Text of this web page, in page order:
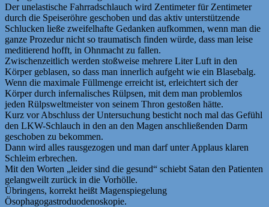
Der unelastische Fahrradschlauch wird Zentimeter für Zentimeter
durch die Speiseröhre geschoben und das aktiv unterstützende
Schlucken ließe zweifelhafte Gedanken aufkommen, wenn man die
ganze Prozedur nicht so traumatisch finden würde, dass man leise
meditierend hofft, in Ohnmacht zu fallen.
Zwischenzeitlich werden stoßweise mehrere Liter Luft in den
Körper geblasen, so dass man innerlich aufgeht wie ein Blasebalg.
Wenn die maximale Füllmenge erreicht ist, erleichtert sich der
Körper durch infernalisches Rülpsen, mit dem man problemlos
jeden Rülpsweltmeister von seinem Thron gestoßen hätte.
Kurz vor Abschluss der Untersuchung besticht noch mal das Gefühl
den LKW-Schlauch in den an den Magen anschließenden Darm
geschoben zu bekommen.
Dann wird alles rausgezogen und man darf unter Applaus klaren
Schleim erbrechen.
Mit den Worten „leider sind die gesund“ schiebt Satan den Patienten
gelangweilt zurück in die Vorhölle.
Übringens, korrekt heißt Magenspiegelung
Ösophagogastroduodenoskopie.